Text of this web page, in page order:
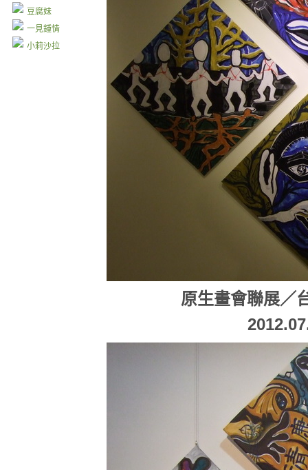
豆腐妹
一見鍾情
小莉沙拉
原生畫會聯展／